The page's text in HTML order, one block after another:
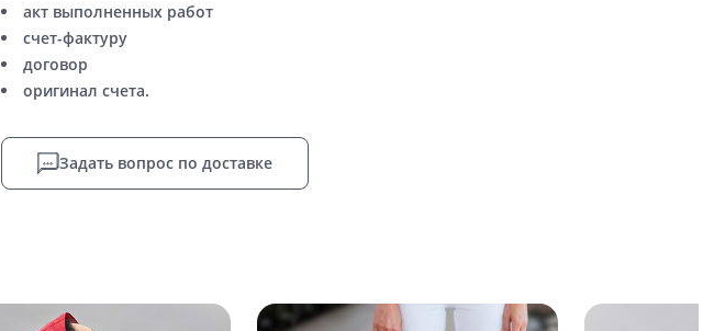
акт выполненных работ
счет-фактуру
договор
оригинал счета.
Задать вопрос по доставке